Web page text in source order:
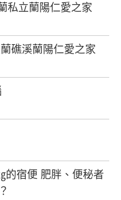
私立蘭陽仁愛之家
礁溪蘭陽仁愛之家
的宿便 肥胖、便秘者